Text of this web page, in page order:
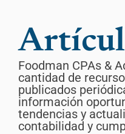
Foodman CPAs &
cantidad de
publicados
información
tendencias y
contabilidad y